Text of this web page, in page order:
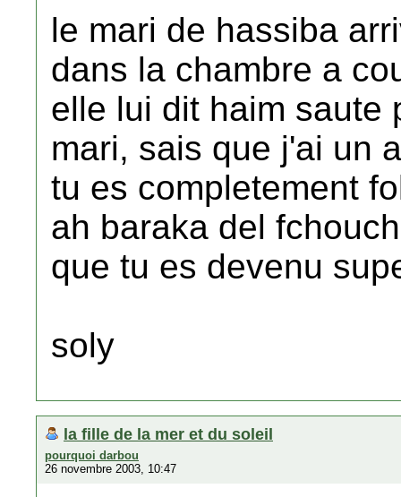
le mari de hassiba
dans la chambre a
elle lui dit haim saute
mari, sais que j'ai un
tu es completement
ah baraka del
que tu es devenu
soly
la fille de la mer et du soleil
pourquoi darbou
26 novembre 2003, 10:47